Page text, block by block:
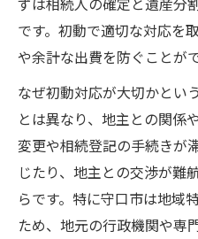
借地権相続で押さ
借地権相続手続
法
借地権相続手続き
準備
借地権相続に強
です。初動で適切な対応を
や余計な出費を防ぐことが
なぜ初動対応が大切かとい
とは異なり、地主との関係
変更や相続登記の手続きが
じたり、地主との交渉が難
らです。特に守口市は地域
ため、地元の行政機関や専